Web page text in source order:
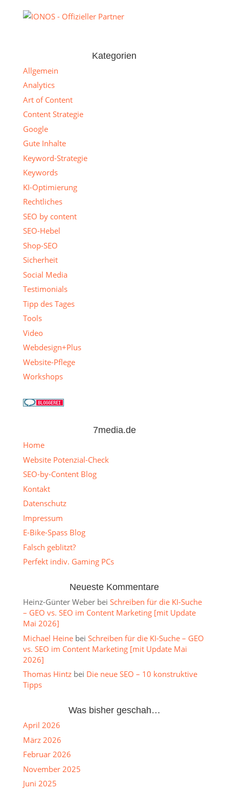
Kategorien
Allgemein
Analytics
Art of Content
Content Strategie
Google
Gute Inhalte
Keyword-Strategie
Keywords
KI-Optimierung
Rechtliches
SEO by content
SEO-Hebel
Shop-SEO
Sicherheit
Social Media
Testimonials
Tipp des Tages
Tools
Video
Webdesign+Plus
Website-Pflege
Workshops
7media.de
Home
Website Potenzial-Check
SEO-by-Content Blog
Kontakt
Datenschutz
Impressum
E-Bike-Spass Blog
Falsch geblitzt?
Perfekt indiv. Gaming PCs
Neueste Kommentare
Heinz-Günter Weberbei Schreiben für die KI-Suche
– GEO vs. SEO im Content Marketing [mit Update
Mai 2026]
Michael Heinebei Schreiben für die KI-Suche – GEO
vs. SEO im Content Marketing [mit Update Mai
2026]
Thomas Hintzbei Die neue SEO – 10 konstruktive
Tipps
Was bisher geschah…
April 2026
März 2026
Februar 2026
November 2025
Juni 2025